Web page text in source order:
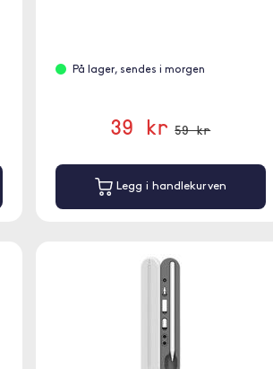
På lager, sendes i morgen
39 kr 59 kr
Legg i handlekurven